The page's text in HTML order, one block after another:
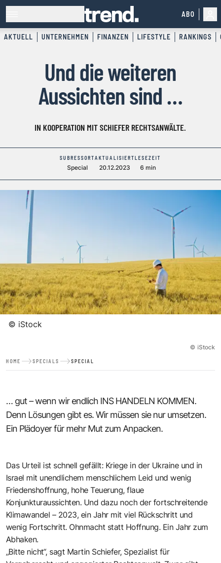
ABO
AKTUELL UNTERNEHMEN FINANZEN LIFESTYLE RANKINGS
Und die weiteren
Aussichten sind …
IN KOOPERATION MIT SCHIEFER RECHTSANWÄLTE.
SUBRESSORT
Special
AKTUALISIERT
20.12.2023
LESEZEIT
6 min
© iStock
© iStock
HOME SPECIALS SPECIAL
… gut – wenn wir endlich INS HANDELN KOMMEN.
Denn Lösungen gibt es. Wir müssen sie nur umsetzen.
Ein Plädoyer für mehr Mut zum Anpacken.
Das Urteil ist schnell gefällt: Kriege in der Ukraine und in
Israel mit unendlichem menschlichem Leid und wenig
Friedenshoffnung, hohe Teuerung, flaue
Konjunkturaussichten. Und dazu noch der fortschreitende
Klimawandel – 2023, ein Jahr mit viel Rückschritt und
wenig Fortschritt. Ohnmacht statt Hoffnung. Ein Jahr zum
Abhaken.
„Bitte nicht“, sagt Martin Schiefer, Spezialist für